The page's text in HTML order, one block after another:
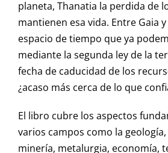
planeta, Thanatia la perdida de
mantienen esa vida. Entre Gaia
espacio de tiempo que ya
mediante la segunda ley de la
fecha de caducidad de los
¿acaso más cerca de lo que
El libro cubre los aspectos
varios campos como la
minería, metalurgia, economía,